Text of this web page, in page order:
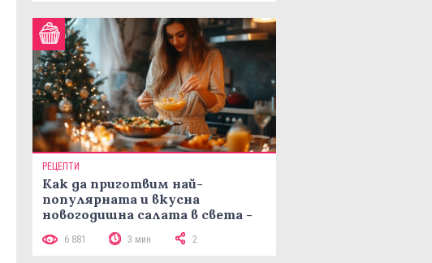
РЕЦЕПТИ
Как да приготвим най-
популярната и вкусна
новогодишна салата в света -
рецепта Мимоза
6 881 3 мин 2